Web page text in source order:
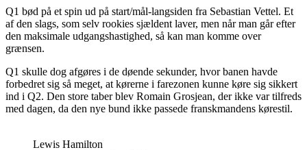
Q1 bød på et spin ud på start/mål-langsiden fra Sebastian Vettel. Et
af den slags, som selv rookies sjældent laver, men når man går efter
den maksimale udgangshastighed, så kan man komme over
grænsen.
Q1 skulle dog afgøres i de døende sekunder, hvor banen havde
forbedret sig så meget, at kørerne i farezonen kunne køre sig sikkert
ind i Q2. Den store taber blev Romain Grosjean, der ikke var tilfreds
med dagen, da den nye bund ikke passede franskmandens kørestil.
Lewis Hamilton